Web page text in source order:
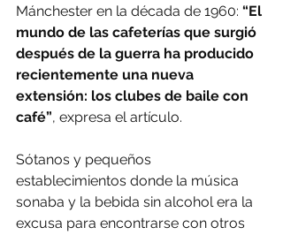
Mánchester en la década de 1960: “El
mundo de las cafeterías que surgió
después de la guerra ha producido
recientemente una nueva
extensión: los clubes de baile con
café”, expresa el artículo.
Sótanos y pequeños
establecimientos donde la música
sonaba y la bebida sin alcohol era la
excusa para encontrarse con otros